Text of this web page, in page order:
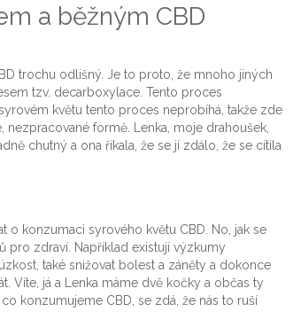
a běžným CBD
trochu odlišný. Je to proto, že mnoho jiných
tzv. decarboxylace. Tento proces
květu tento proces neprobíhá, takže zde
formě. Lenka, moje drahoušek,
chutný a ona říkala, že se jí zdálo, že se cítila
konzumaci syrového květu CBD. No, jak se
pro zdraví. Například existují výzkumy
také snižovat bolest a záněty a dokonce
Víte, já a Lenka máme dvě kočky a občas ty
konzumujeme CBD, se zdá, že nás to ruší